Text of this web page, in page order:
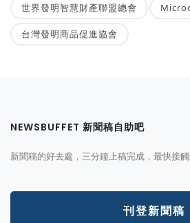
世界發明智慧財產聯盟總會
台灣發明商品促進協會
NEWSBUFFET 新聞稿自助吧
新聞稿的好去處，三分鐘上稿完成，最快接
刊登新聞稿